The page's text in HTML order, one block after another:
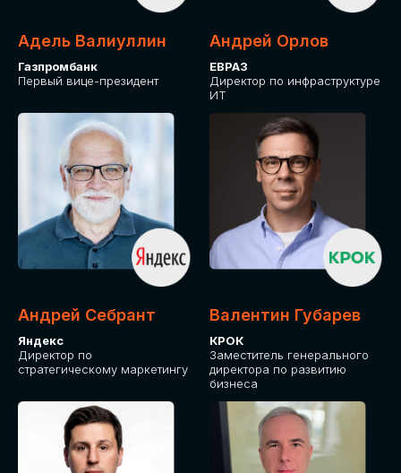
Адель Валиуллин
Газпромбанк
Первый вице-президент
Андрей Орлов
ЕВРАЗ
Директор по инфраструктуре
ИТ
Андрей Себрант
Яндекс
Директор по
стратегическому маркетингу
Валентин Губарев
КРОК
Заместитель генерального
директора по развитию
бизнеса